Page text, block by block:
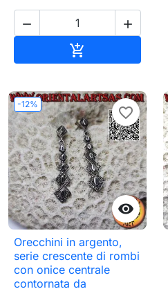
 

-12%

favorite_border
Orecchini in argento,
serie crescente di rombi
con onice centrale
contornata da